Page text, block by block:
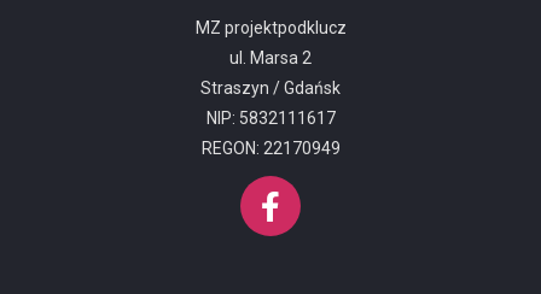
MZ projektpodklucz
ul. Marsa 2
Straszyn / Gdańsk
NIP: 5832111617
REGON: 22170949